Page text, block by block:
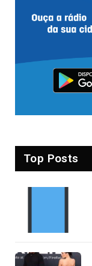
Top Posts